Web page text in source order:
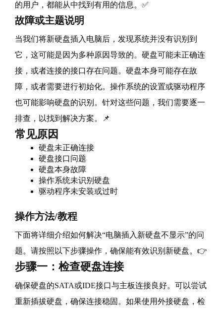
的用户，都能从中找到有用的信息。✅
故障或主题说明
当我们将新硬盘插入电脑后，发现系统并没有识别到
它，这可能是因为多种原因导致的。硬盘可能未正确连
接，或者连接的接口存在问题。硬盘本身可能存在故
障，或者需要进行初始化。操作系统的设置或驱动程序
也可能影响硬盘的识别。针对这些问题，我们需要逐一
排查，以找到解决方案。📌
常见原因
硬盘未正确连接
硬盘接口问题
硬盘本身故障
操作系统未识别硬盘
驱动程序未安装或过时
操作方法/教程
下面将详细介绍如何解决“电脑插入新硬盘不显示”的问
题。请按照以下步骤操作，确保能有效识别新硬盘。👉
步骤一：检查硬盘连接
确保硬盘的SATA或IDE接口与主板连接良好。可以尝试
重新插拔硬盘，确保连接稳固。如果使用外接硬盘，检